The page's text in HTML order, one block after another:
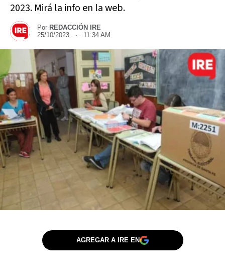
2023. Mirá la info en la web.
Por REDACCIÓN IRE
25/10/2023 · 11:34 AM
AGREGAR A IRE EN